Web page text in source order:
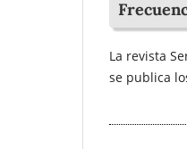
La revista
se publica